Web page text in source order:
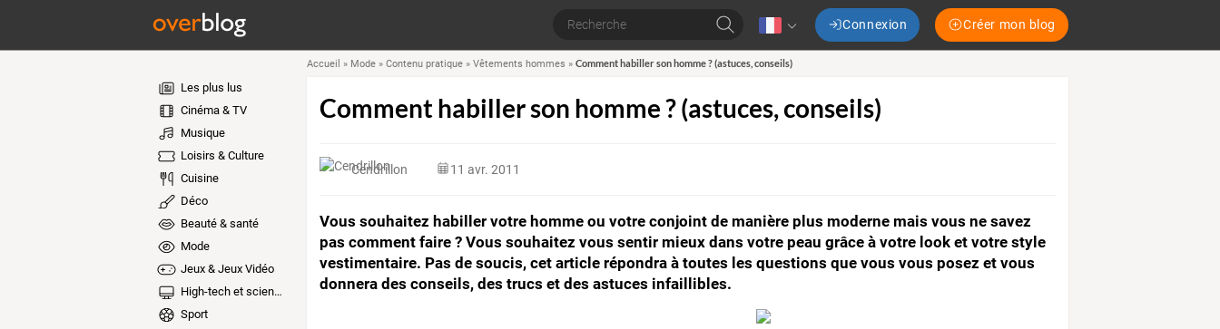
Connexion Créer mon blog
Les plus lus
Cinéma & TV
Musique
Loisirs & Culture
Cuisine
Déco
Beauté & santé
Mode
Jeux & Jeux Vidéo
High-tech et sciences
Sport
Accueil » Mode» Contenu pratique» Vêtements hommes » Comment habiller son homme ? (astuces, conseils)
Comment habiller son homme ? (astuces, conseils)
Cendrillon 11 avr. 2011
Vous souhaitez habiller votre homme ou votre conjoint de manière plus moderne mais vous ne savez
pas comment faire ? Vous souhaitez vous sentir mieux dans votre peau grâce à votre look et votre style
vestimentaire. Pas de soucis, cet article répondra à toutes les questions que vous vous posez et vous
donnera des conseils, des trucs et des astuces infaillibles.